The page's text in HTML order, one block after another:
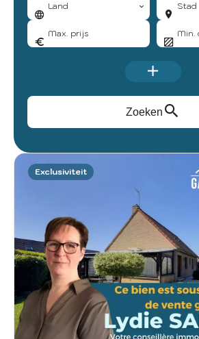
Land Stad
Zoeken
Exclusiviteit